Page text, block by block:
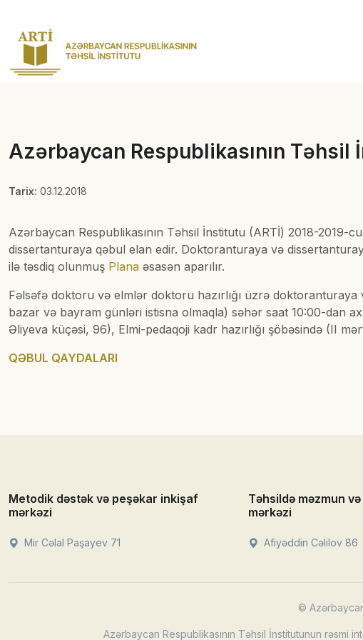
Azərbaycan Respublikasının
Tarix: 03.12.2018
Azərbaycan Respublikasının Təhsil İnstitutu (ARTİ) 2018-
dissertanturaya qəbul elan edir. Doktoranturaya və
ilə təsdiq olunmuş Plana əsasən aparılır.
Fəlsəfə doktoru və elmlər doktoru hazırlığı üzrə
bazar və bayram günləri istisna olmaqla) səhər saat 10:00-dan
Əliyeva küçəsi, 96), Elmi-pedaqoji kadr hazırlığı şöbəsində (II
QƏBUL QAYDALARI
Metodik dəstək və peşəkar inkişaf
mərkəzi
Mir Cəlal Paşayev 71
Təhsildə məzmun
mərkəzi
Afiyəddin Cəlilov 86
©
Azərbaycan Respublikasının Təhsil İnstitutunun rəsmi